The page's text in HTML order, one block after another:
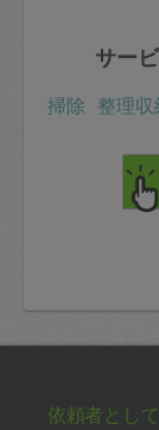
サー
掃除 整理収
依頼者とし